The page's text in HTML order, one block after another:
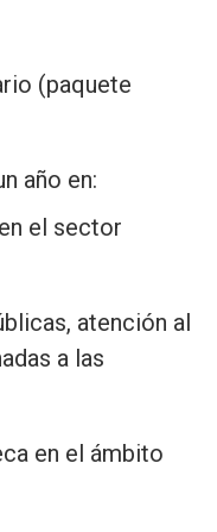
(paquete
año en:
el sector
atención al
a las
en el ámbito